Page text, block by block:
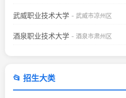
武威职业技术大学 - 武威市凉州区
酒泉职业技术大学 - 酒泉市肃州区
📂 招生大类